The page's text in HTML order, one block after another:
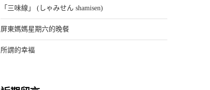
「三味線」 (しゃみせん shamisen)
屏東媽媽星期六的晚餐
所謂的幸褔